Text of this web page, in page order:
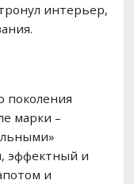
интерьер,
поколения
марки –
эффектный и
и